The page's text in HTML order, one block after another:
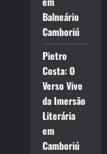
Balneário
Camboriú
Pietro
Costa: O
Verso Vivo
da Imersão
Literária
em
Camboriú